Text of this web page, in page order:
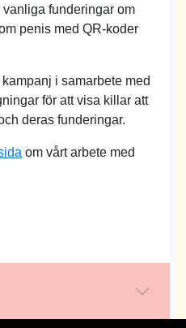
vanliga funderingar om
penis med QR-koder
i samarbete med
för att visa killar att
deras funderingar.
om vårt arbete med